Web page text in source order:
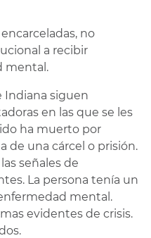
no
a recibir
mental.
Indiana siguen
en las que se les
ha muerto por
de una cárcel o prisión.
señales de
La persona tenía un
mental.
evidentes de crisis.